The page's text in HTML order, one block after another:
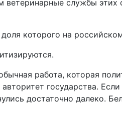
службы этих
которого на
работа, которая
государства.
достаточно далеко.